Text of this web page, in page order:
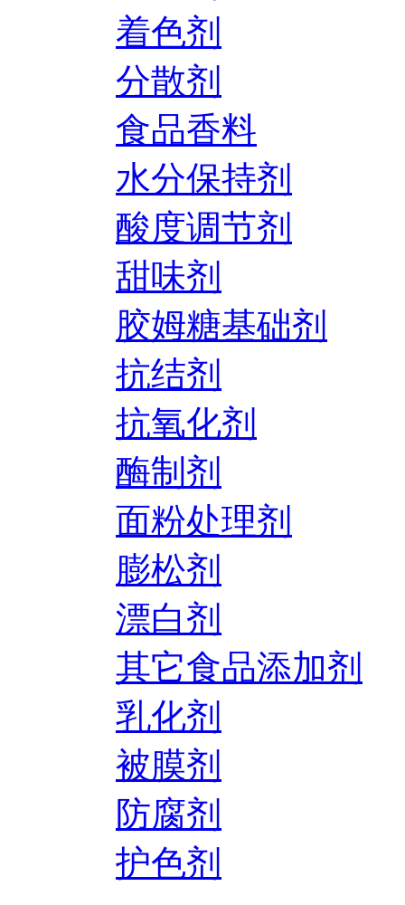
着色剂
分散剂
食品香料
水分保持剂
酸度调节剂
甜味剂
胶姆糖基础剂
抗结剂
抗氧化剂
酶制剂
面粉处理剂
膨松剂
漂白剂
其它食品添加剂
乳化剂
被膜剂
防腐剂
护色剂